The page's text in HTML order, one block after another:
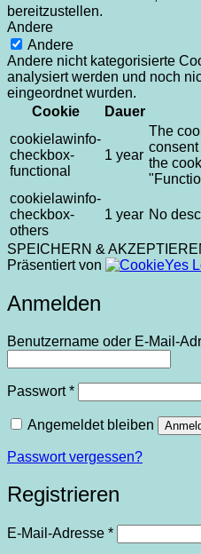
bereitzustellen.
Andere
Andere
Andere nicht kategorisierte
analysiert werden und noch
eingeordnet wurden.
Cookie
Dauer
cookielawinfo-
checkbox-
functional
1 year
The
consent
the
cookielawinfo-
checkbox-
others
1 year No
SPEICHERN &
Präsentiert von
Anmelden
Benutzername oder E-Mail-
Passwort*Erforderlich
Angemeldet bleiben
Passwort vergessen?
Registrieren
E-Mail-Adresse *Erforderlich